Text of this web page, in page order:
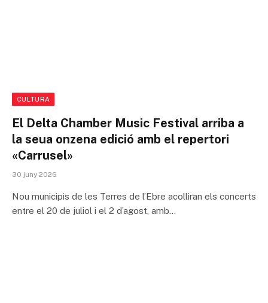
CULTURA
El Delta Chamber Music Festival arriba a
la seua onzena edició amb el repertori
«Carrusel»
30 juny 2026
Nou municipis de les Terres de l’Ebre acolliran els concerts
entre el 20 de juliol i el 2 d’agost, amb…